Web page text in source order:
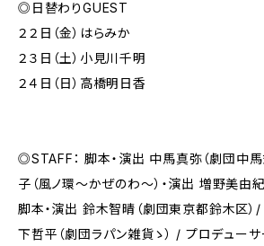
◎日替わりGUEST
２２日（金）はらみか
２３日（土）小見川千明
２４日（日）高橋明日香
◎STAFF： 脚本・演出 中馬真弥（劇団中
子（風ノ環〜かぜのわ〜）・演出 増野美由
脚本・演出 鈴木智晴（劇団東京都鈴木区）/
下哲平（劇団ラパン雑貨ゝ） / プロデュー